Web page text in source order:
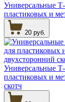
Универсальные
пластиковых и
20 руб.
Универсальные
пластиковых и
скотч